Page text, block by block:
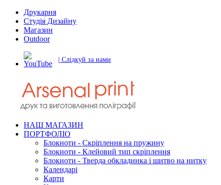
Друкарня
Студія Дизайну
Магазин
Outdoor
| Слідкуй за нами
НАШ МАГАЗИН
ПОРТФОЛІО
Блокноти - Скріплення на пружину
Блокноти - Клейовий тип скріплення
Блокноти - Тверда обкладинка і шитво на нитку
Календарі
Карти